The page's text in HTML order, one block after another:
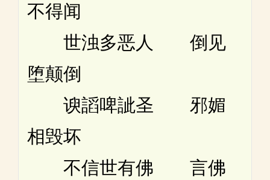
不得闻
世浊多恶人 倒见
堕颠倒
谀謟啤訿圣 邪媚
相毁坏
不信世有佛 言佛